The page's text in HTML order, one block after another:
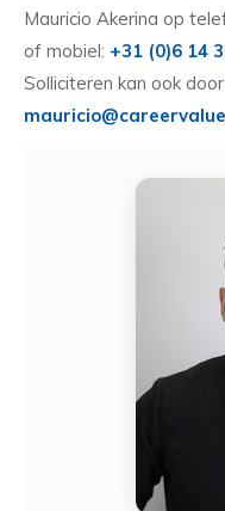
Mauricio Akerina op
of mobiel: +31 (0)6 14
Solliciteren kan ook